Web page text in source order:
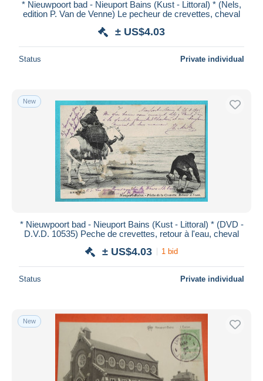
* Nieuwpoort bad - Nieuport Bains (Kust - Littoral) * (Nels,
edition P. Van de Venne) Le pecheur de crevettes, cheval
± US$4.03
Status Private individual
New
* Nieuwpoort bad - Nieuport Bains (Kust - Littoral) * (DVD -
D.V.D. 10535) Peche de crevettes, retour à l'eau, cheval
± US$4.03 1 bid
Status Private individual
New